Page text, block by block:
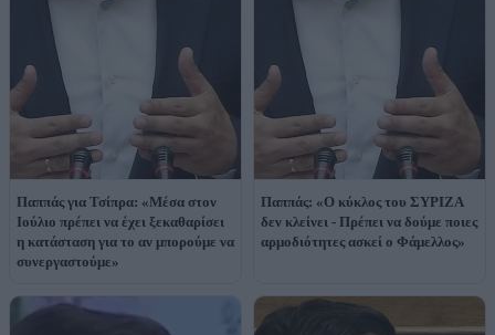
Παππάς για Τσίπρα: «Μέσα στον
Ιούλιο πρέπει να έχει ξεκαθαρίσει
η κατάσταση για το αν μπορούμε να
συνεργαστούμε»
Παππάς: «Ο κύκλος του ΣΥΡΙΖΑ
δεν κλείνει - Πρέπει να δούμε ποιες
αρμοδιότητες ασκεί ο Φάμελλος»